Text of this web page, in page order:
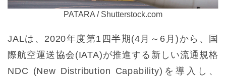
PATARA / Shutterstock.com
JALは、2020年度第1四半期(4月～6月)から、国
際航空運送協会(IATA)が推進する新しい流通規格
NDC (New Distribution Capability)を導入し、